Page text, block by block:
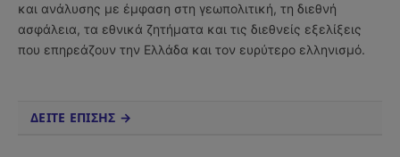
και ανάλυσης με έμφαση στη γεωπολιτική, τη διεθνή
ασφάλεια, τα εθνικά ζητήματα και τις διεθνείς εξελίξεις
που επηρεάζουν την Ελλάδα και τον ευρύτερο ελληνισμό.
ΔΕΙΤΕ ΕΠΙΣΗΣ →